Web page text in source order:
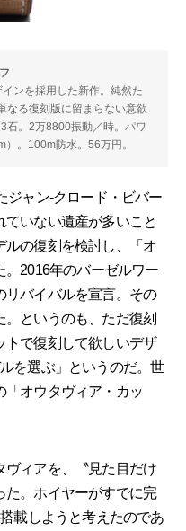
ンを採用した新作。純然た
なる復刻版に留まらない意欲
石。2万8800振動／時。パワ
。100m防水。56万円。
ャン-クロード・ビバー
いない遺産が多いこと
ルの復刻を検討し、「オ
。2016年のバーゼルワー
リバイバルを宣言。その
というのも、ただ復刻
トで復刻して欲しいデザ
を選ぶ」というのだ。世
「オウタヴィア・カッ
ィアを、〝見た目だけ
た。ホイヤーがすでに完
載しようと考えたのであ